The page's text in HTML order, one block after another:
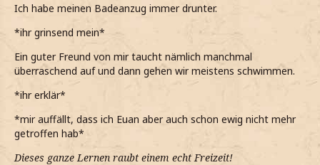
Ich habe meinen Badeanzug immer drunter.
*ihr grinsend mein*
Ein guter Freund von mir taucht nämlich manchmal
überraschend auf und dann gehen wir meistens schwimmen.
*ihr erklär*
*mir auffällt, dass ich Euan aber auch schon ewig nicht mehr
getroffen hab*
Dieses ganze Lernen raubt einem echt Freizeit!